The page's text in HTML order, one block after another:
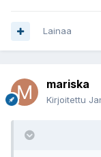
Lainaa
mariska
Kirjoitettu